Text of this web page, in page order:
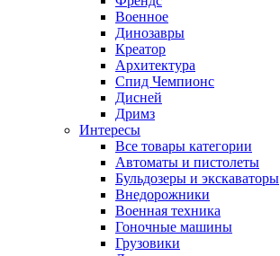
Военное
Динозавры
Креатор
Архитектура
Спид Чемпионс
Дисней
Дримз
Интересы
Все товары категории
Автоматы и пистолеты
Бульдозеры и экскаваторы
Внедорожники
Военная техника
Гоночные машины
Грузовики